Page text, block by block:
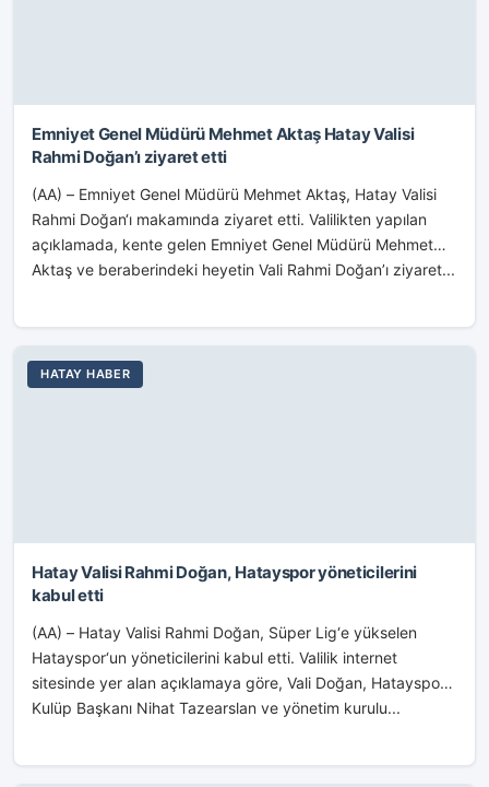
Emniyet Genel Müdürü Mehmet Aktaş Hatay Valisi
Rahmi Doğan’ı ziyaret etti
(AA) – Emniyet Genel Müdürü Mehmet Aktaş, Hatay Valisi
Rahmi Doğan‘ı makamında ziyaret etti. Valilikten yapılan
açıklamada, kente gelen Emniyet Genel Müdürü Mehmet
Aktaş ve beraberindeki heyetin Vali Rahmi Doğan’ı ziyaret...
HATAY HABER
Hatay Valisi Rahmi Doğan, Hatayspor yöneticilerini
kabul etti
(AA) – Hatay Valisi Rahmi Doğan, Süper Lig‘e yükselen
Hatayspor‘un yöneticilerini kabul etti. Valilik internet
sitesinde yer alan açıklamaya göre, Vali Doğan, Hatayspor
Kulüp Başkanı Nihat Tazearslan ve yönetim kurulu...